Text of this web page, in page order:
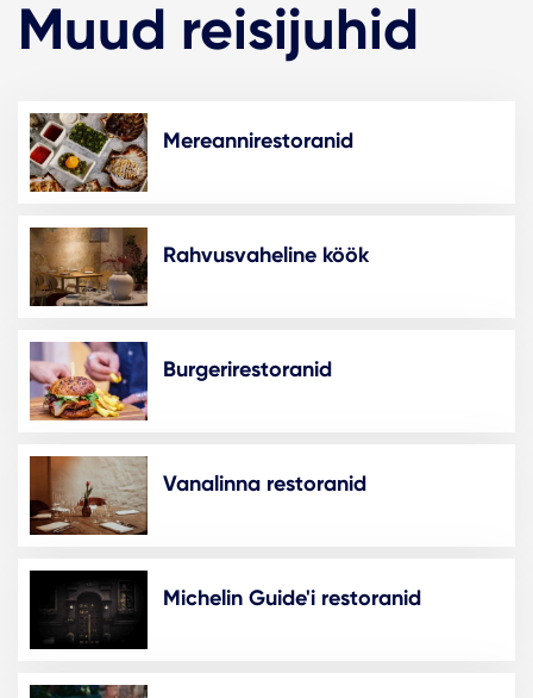
Muud reisijuhid
Mereannirestoranid
Rahvusvaheline köök
Burgerirestoranid
Vanalinna restoranid
Michelin Guide'i restoranid